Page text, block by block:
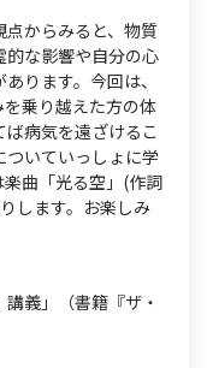
からみると、物質
的な影響や自分の心
ります。今回は、
乗り越えた方の体
病気を遠ざけるこ
いていっしょに学
曲「光る空」(作詞
します。お楽しみ
義」（書籍『ザ・